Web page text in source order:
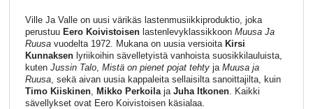
Ville Ja Valle on uusi värikäs lastenmusiikkiproduktio, joka
perustuu Eero Koivistoisenlastenlevyklassikkoon Muusa Ja
Ruusavuodelta 1972. Mukana on uusia versioita Kirsi
Kunnaksenlyriikoihin sävelletyistä vanhoista suosikkilauluista,
kuten Jussin Talo, Mistä on pienet pojat tehtyja Muusa ja
Ruusa, sekä aivan uusia kappaleita sellaisilta sanoittajilta, kuin
Timo Kiiskinen, Mikko Perkoilaja Juha Itkonen. Kaikki
sävellykset ovat Eero Koivistoisen käsialaa.